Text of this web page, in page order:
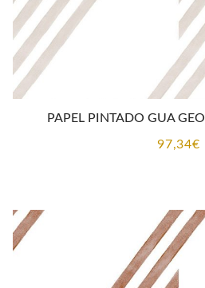
PAPEL PINTADO GUA
97,34€